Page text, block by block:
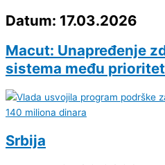
Datum: 17.03.2026
Macut: Unapređenje
sistema među
Srbija